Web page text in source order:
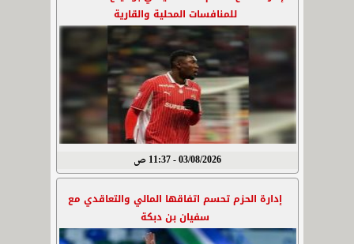
للمنافسات المحلية والقارية
03/08/2026 - 11:37 ص
إدارة الحزم تحسم اتفاقها المالي والتعاقدي مع
سفيان بن دبكة